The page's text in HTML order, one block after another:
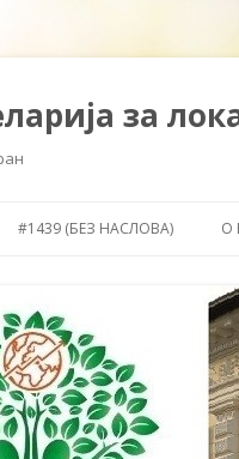
за
#1439 (БЕЗ НАСЛОВА) О